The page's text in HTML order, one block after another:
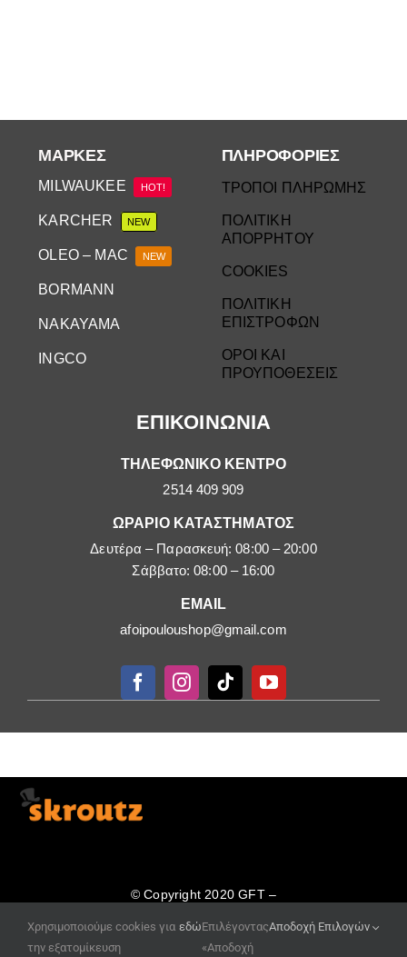
ΕΠΙΚΟΙΝΩΝΙΑ
ΤΗΛΕΦΩΝΙΚΟ ΚΕΝΤΡΟ
2514 409 909
ΩΡΑΡΙΟ ΚΑΤΑΣΤΗΜΑΤΟΣ
Δευτέρα – Παρασκευή: 08:00 – 20:00
Σάββατο: 08:00 – 16:00
EMAIL
afoipouloushop@gmail.com
ΜΆΡΚΕΣ
MILWAUKEE HOT!
KARCHER NEW
OLEO – MAC NEW
BORMANN
NAKAYAMA
INGCO
ΠΛΗΡΟΦΟΡΙΕΣ
ΤΡΟΠΟΙ ΠΛΗΡΩΜΗΣ
ΠΟΛΙΤΙΚΗ
ΑΠΟΡΡΗΤΟΥ
COOKIES
ΠΟΛΙΤΙΚΗ
ΕΠΙΣΤΡΟΦΩΝ
ΟΡΟΙ ΚΑΙ
ΠΡΟΥΠΟΘΕΣΕΙΣ
© Copyright 2020 GFT –
www.site-eshop.gr
Χρησιμοποιούμε cookies για
την εξατομίκευση
εδώΕπιλέγοντας
«Αποδοχή
Αποδοχή Επιλογών